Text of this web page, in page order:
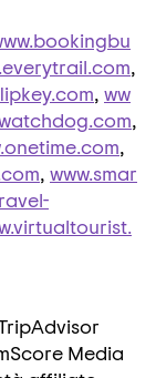
,
, ww
,
,
, www.smar
Media